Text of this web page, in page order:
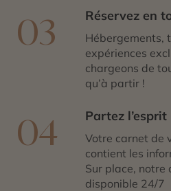
03 Réservez en
Hébergements,
expériences
chargeons de
qu’à partir !
04 Partez
Votre carnet de
contient les
Sur place, notre
disponible 24/7